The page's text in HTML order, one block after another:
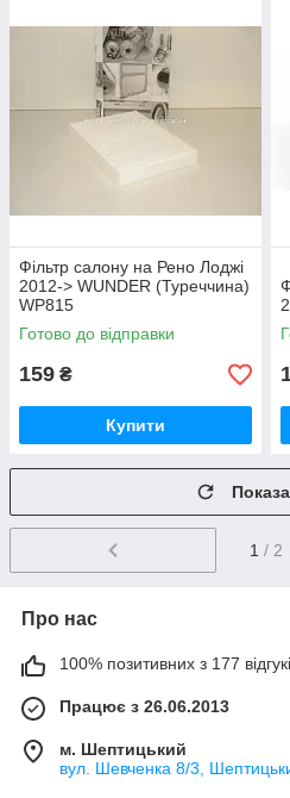
Фільтр салону на Рено Лоджі
2012-> WUNDER (Туреччина)
WP815
Готово до відправки
159 ₴
Купити
1 / 2
Про нас
100% позитивних з 177
Працює з 26.06.2013
м. Шептицький
вул. Шевченка 8/3,